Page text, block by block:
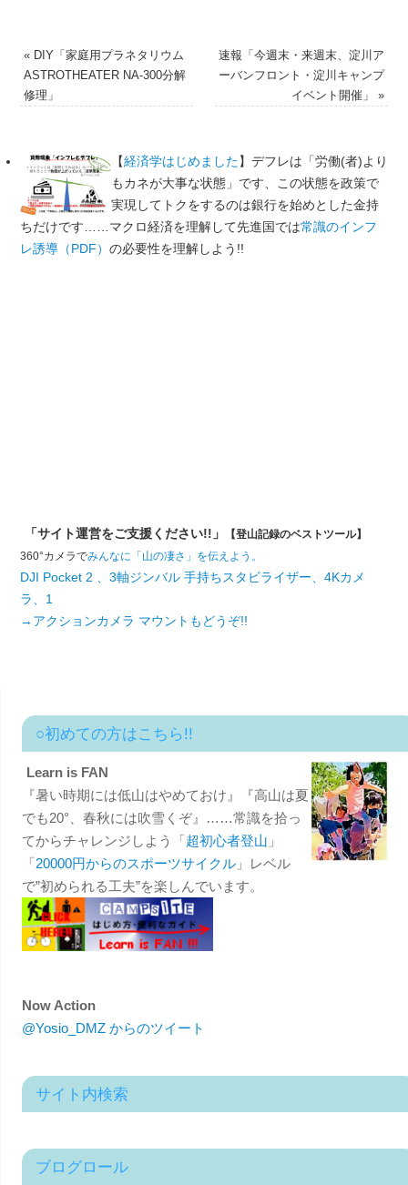
«DIY「家庭用プラネタリウム
ASTROTHEATER NA-300分解
修理」
速報「今週末・来週末、淀川ア
ーバンフロント・淀川キャンプ
イベント開催」»
【経済学はじめました】デフレは「労働(者)より
もカネが大事な状態」です、この状態を政策で
実現してトクをするのは銀行を始めとした金持
ちだけです……マクロ経済を理解して先進国では常識のインフ
レ誘導（PDF） の必要性を理解しよう!!
「サイト運営をご支援ください!!」
【登山記録のベストツール】
360°カメラでみんなに「山の凄さ」を伝えよう。
DJI Pocket 2 、3軸ジンバル 手持ちスタビライザー、4Kカメ
ラ、1
→アクションカメラ マウントもどうぞ!!
○初めての方はこちら!!
Learn is FAN
『暑い時期には低山はやめておけ』『高山は夏
でも20°、春秋には吹雪くぞ』……常識を拾っ
てからチャレンジしよう「超初心者登山 」
「20000円からのスポーツサイクル」レベル
で”初められる工夫”を楽しんでいます。
Now Action
@Yosio_DMZ からのツイート
サイト内検索
ブログロール